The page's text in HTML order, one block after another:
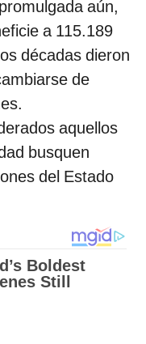
aún,
a 115.189
décadas dieron
de
aquellos
busquen
del Estado